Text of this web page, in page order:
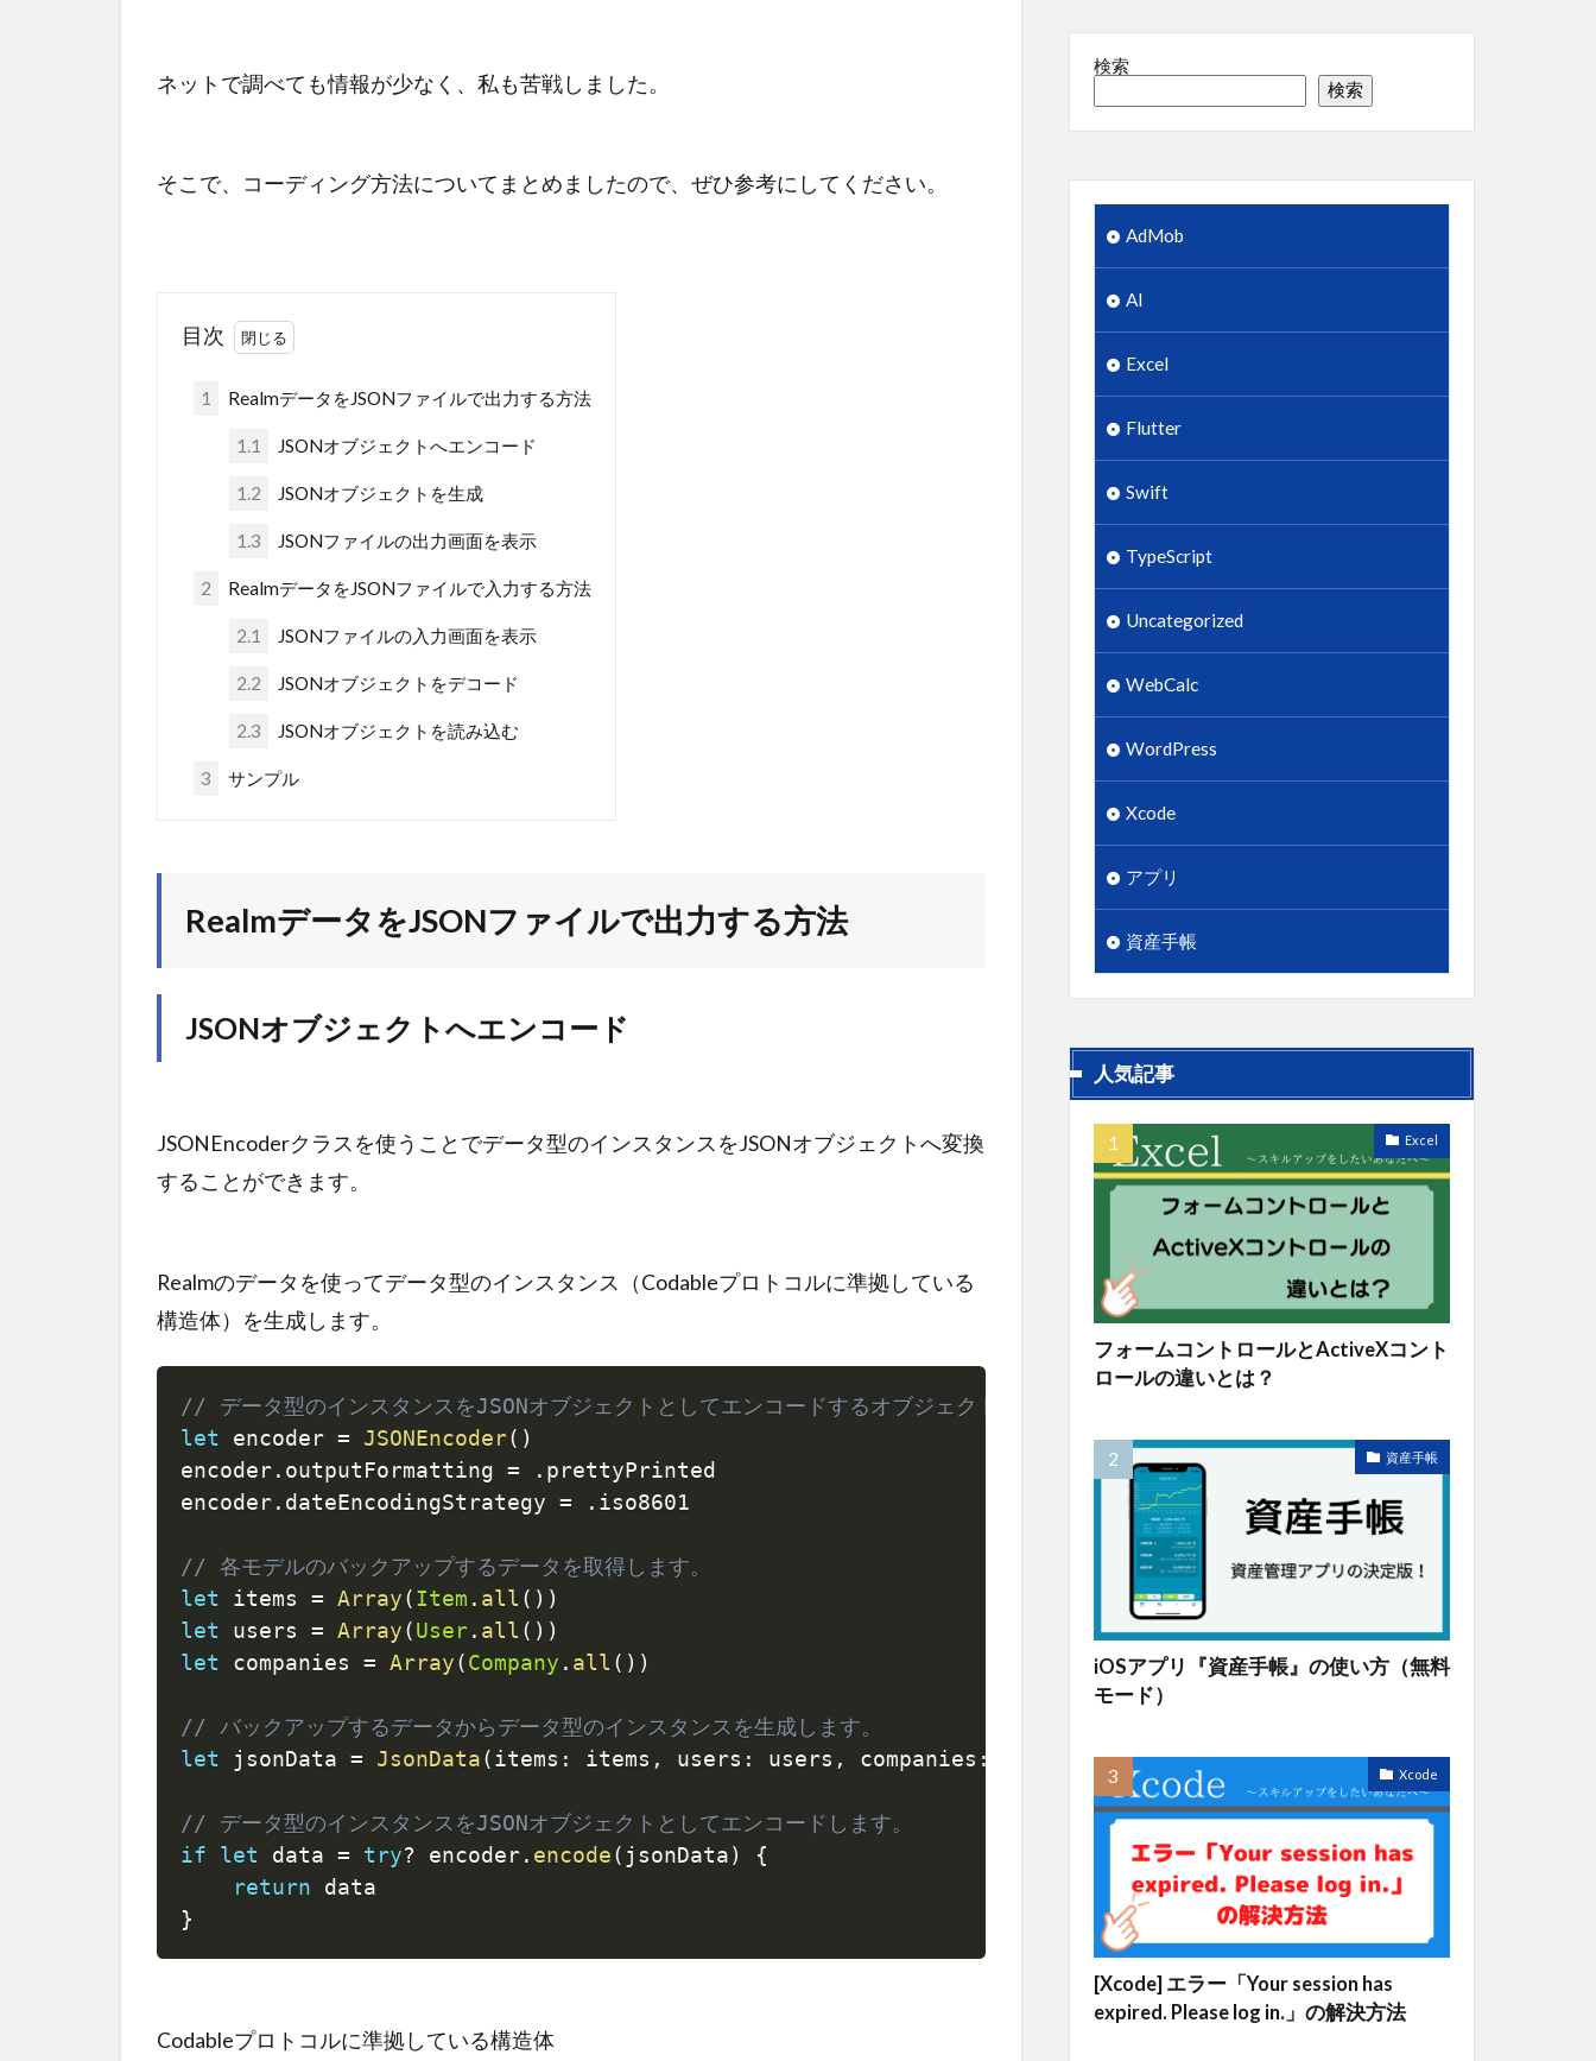
ネットで調べても情報が少なく、私も苦戦しました。
そこで、コーディング方法についてまとめましたので、ぜひ参考にしてください。
目次
1 RealmデータをJSONファイルで出力する方法
1.1 JSONオブジェクトへエンコード
1.2 JSONオブジェクトを生成
1.3 JSONファイルの出力画面を表示
2 RealmデータをJSONファイルで入力する方法
2.1 JSONファイルの入力画面を表示
2.2 JSONオブジェクトをデコード
2.3 JSONオブジェクトを読み込む
3 サンプル
RealmデータをJSONファイルで出力する方法
JSONオブジェクトへエンコード
JSONEncoderクラスを使うことでデータ型のインスタンスをJSONオブジェクトへ変換
することができます。
Realmのデータを使ってデータ型のインスタンス（Codableプロトコルに準拠している
構造体）を生成します。
// データ型のインスタンスをJSONオブジェクトとしてエンコードするオブジェクトを設定します。
let encoder = JSONEncoder( )
encoder . outputFormatting = . prettyPrinted
encoder . dateEncodingStrategy = . iso8601
// 各モデルのバックアップするデータを取得します。
let items = Array ( Item . all ( ) )
let users = Array ( User . all ( ) )
let companies = Array ( Company . all ( ) )
// バックアップするデータからデータ型のインスタンスを生成します。
let jsonData = JsonData ( items : items , users : users , companies : companies)
// データ型のインスタンスをJSONオブジェクトとしてエンコードします。
if
let data = try? encoder . encode ( jsonData )
{
return
}
Copy
Codableプロトコルに準拠している構造体
検索
検索
AdMob
AI
Excel
Flutter
Swift
TypeScript
Uncategorized
WebCalc
WordPress
Xcode
アプリ
資産手帳
人気記事
Excel
フォームコントロールとActiveXコント
ロールの違いとは？
資産手帳
iOSアプリ『資産手帳』の使い方（無料
モード）
Xcode
[Xcode] エラー「Your session has
expired. Please log in.」の解決方法